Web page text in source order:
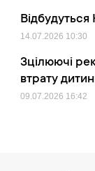
Відбудуться
14.07.2026 10:30
Зцілюючі
втрату
09.07.2026 16:42